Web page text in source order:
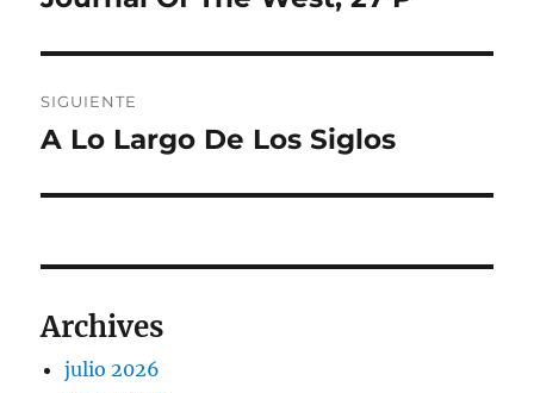
SIGUIENTE
Entrada
A Lo Largo De Los Siglos
Archives
julio 2026